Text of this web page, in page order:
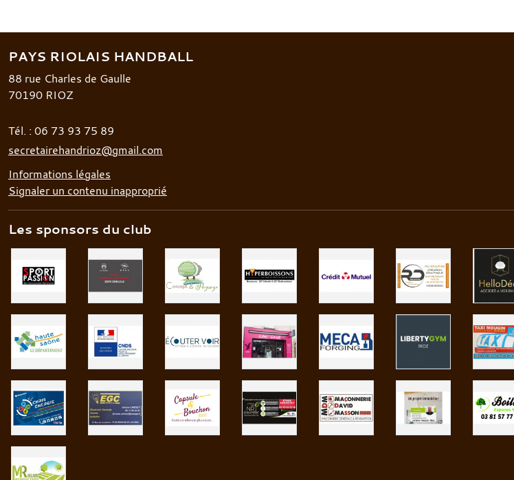
PAYS RIOLAIS HANDBALL
88 rue Charles de Gaulle
70190 RIOZ
Tél. : 06 73 93 75 89
secretairehandrioz@gmail.com
Informations légales
Signaler un contenu inapproprié
Les sponsors du club